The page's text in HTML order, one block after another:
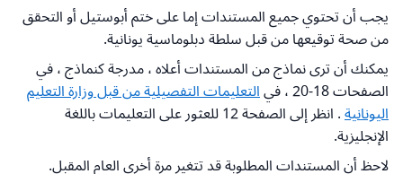
يجب أن تحتوي جميع المستندات إما على ختم أبوستيل أو التحقق
من صحة توقيعها من قبل سلطة دبلوماسية يونانية.
يمكنك أن ترى نماذج من المستندات أعلاه ، مدرجة كنماذج ، في
الصفحات 18-20 ، في التعليمات التفصيلية من قبل وزارة التعليم
اليونانية . انظر إلى الصفحة 12 للعثور على التعليمات باللغة
الإنجليزية.
لاحظ أن المستندات المطلوبة قد تتغير مرة أخرى العام المقبل.